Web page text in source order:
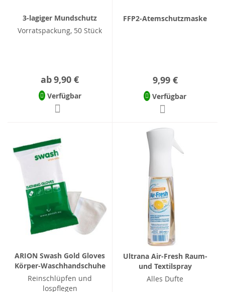
3-lagiger Mundschutz
Vorratspackung, 50 Stück
ab9,90 €
Verfügbar
FFP2-Atemschutzmaske
9,99 €
Verfügbar
ARION Swash Gold Gloves
Körper-Waschhandschuhe
Reinschlüpfen und
lospflegen
Ultrana Air-Fresh Raum-
und Textilspray
Alles Dufte